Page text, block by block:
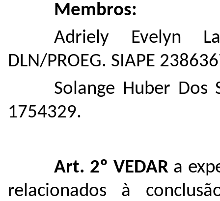
Membros:
Adriely Evelyn
DLN/PROEG. SIAPE
Solange Huber Dos
1754329.
Art. 2º VEDARa
relacionados à